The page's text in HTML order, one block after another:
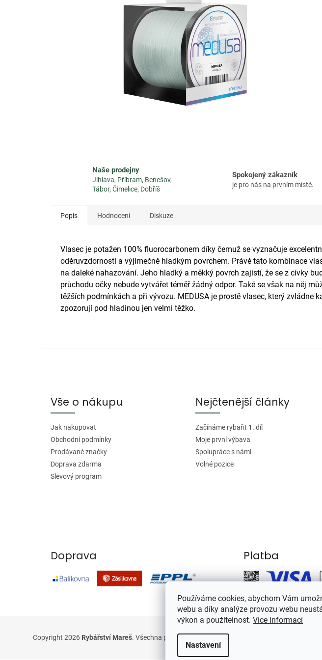
Používáme cookies, abychom Vám
webu a díky analýze provozu webu
výkon a použitelnost. Více informací
Nastavení
Naše prodejny
Jihlava, Příbram, Benešov,
Tábor, Čimelice, Dobříš
Spokojený zákazník
je pro nás na prvním místě.
Popis Hodnocení Diskuze
Vlasec je potažen 100% fluorocarbonem díky čemuž se vyznačuje
oděruvzdorností a výjimečně hladkým povrchem. Právě tato kombinace
na daleké nahazování. Jeho hladký a měkký povrch zajistí, že se z cívky
průchodu očky nebude vytvářet téměř žádný odpor. Také se však na něj
těžších podmínkách a při vývozu. MEDUSA je prostě vlasec, který zvládne
zpozorují pod hladinou jen velmi těžko.
Vše o nákupu
Jak nakupovat
Obchodní podmínky
Prodávané značky
Doprava zdarma
Slevový program
Nejčtenější články
Začínáme rybařit 1. díl
Moje první výbava
Spolupráce s námi
Volné pozice
Doprava Platba
Copyright 2026 Rybářství Mareš. Všechna práva vyhrazena.